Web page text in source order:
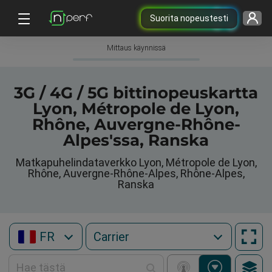
Suorita nopeustesti
Mittaus käynnissä
3G / 4G / 5G bittinopeuskartta
Lyon, Métropole de Lyon,
Rhône, Auvergne-Rhône-
Alpes'ssa, Ranska
Matkapuhelindataverkko Lyon, Métropole de Lyon,
Rhône, Auvergne-Rhône-Alpes, Rhône-Alpes,
Ranska
FR